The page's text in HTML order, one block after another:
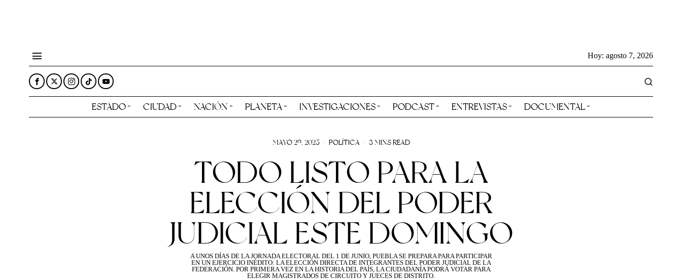
Hoy: agosto 7, 2026
ESTADO CIUDAD NACIÓN PLANETA INVESTIGACIONES PODCAST ENTREVISTAS DOCUMENTAL
MAYO 29, 2025 POLÍTICA 3 MINS READ
TODO LISTO PARA LA
ELECCIÓN DEL PODER
JUDICIAL ESTE DOMINGO
A UNOS DÍAS DE LA JORNADA ELECTORAL DEL 1 DE JUNIO, PUEBLA SE PREPARA PARA PARTICIPAR
EN UN EJERCICIO INÉDITO: LA ELECCIÓN DIRECTA DE INTEGRANTES DEL PODER JUDICIAL DE LA
FEDERACIÓN. POR PRIMERA VEZ EN LA HISTORIA DEL PAÍS, LA CIUDADANÍA PODRÁ VOTAR PARA
ELEGIR MAGISTRADOS DE CIRCUITO Y JUECES DE DISTRITO.